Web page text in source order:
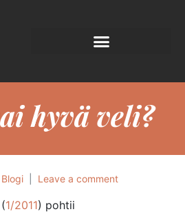
hyvä veli?
Blogi Leave a comment
1/2011) pohtii